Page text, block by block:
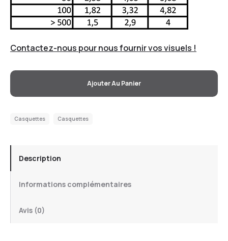
Contactez-nous pour nous fournir vos visuels !
Ajouter Au Panier
Casquettes Casquettes
Description
Informations complémentaires
Avis (0)